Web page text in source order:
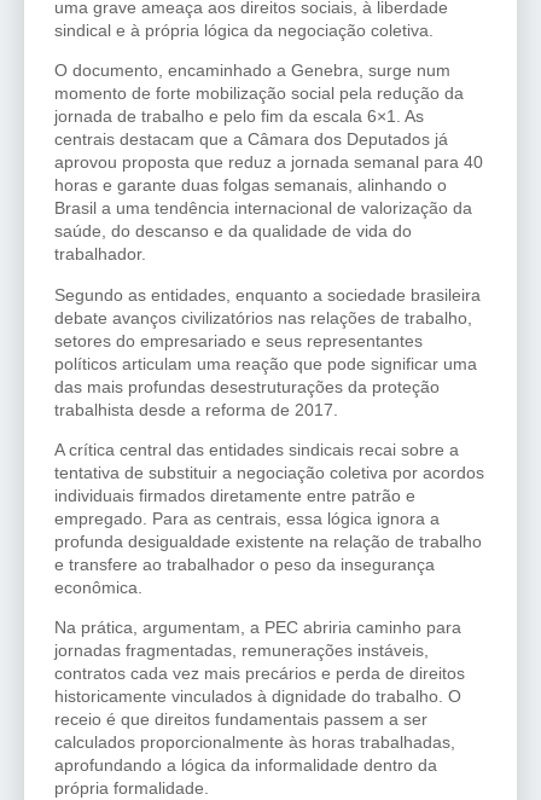
uma grave ameaça aos direitos sociais, à liberdade
sindical e à própria lógica da negociação coletiva.
O documento, encaminhado a Genebra, surge num
momento de forte mobilização social pela redução da
jornada de trabalho e pelo fim da escala 6×1. As
centrais destacam que a Câmara dos Deputados já
aprovou proposta que reduz a jornada semanal para 40
horas e garante duas folgas semanais, alinhando o
Brasil a uma tendência internacional de valorização da
saúde, do descanso e da qualidade de vida do
trabalhador.
Segundo as entidades, enquanto a sociedade brasileira
debate avanços civilizatórios nas relações de trabalho,
setores do empresariado e seus representantes
políticos articulam uma reação que pode significar uma
das mais profundas desestruturações da proteção
trabalhista desde a reforma de 2017.
A crítica central das entidades sindicais recai sobre a
tentativa de substituir a negociação coletiva por acordos
individuais firmados diretamente entre patrão e
empregado. Para as centrais, essa lógica ignora a
profunda desigualdade existente na relação de trabalho
e transfere ao trabalhador o peso da insegurança
econômica.
Na prática, argumentam, a PEC abriria caminho para
jornadas fragmentadas, remunerações instáveis,
contratos cada vez mais precários e perda de direitos
historicamente vinculados à dignidade do trabalho. O
receio é que direitos fundamentais passem a ser
calculados proporcionalmente às horas trabalhadas,
aprofundando a lógica da informalidade dentro da
própria formalidade.